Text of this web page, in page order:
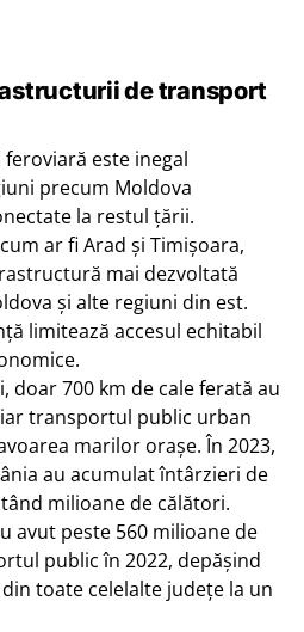
de transport
este inegal
precum Moldova
la restul țării.
ar fi Arad și Timișoara,
mai dezvoltată
și alte regiuni din est.
limitează accesul echitabil
doar 700 km de cale ferată au
transportul public urban
marilor orașe. În 2023,
au acumulat întârzieri de
milioane de călători.
avut peste 560 milioane de
public în 2022, depășind
toate celelalte județe la un